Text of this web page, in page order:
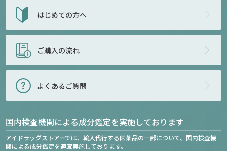
はじめての方へ
ご購入の流れ
よくあるご質問
国内検査機関による成分鑑定を実施しております
アイドラッグストアーでは、輸入代行する医薬品の一部について、国内検査機
関による成分鑑定を適宜実施しております。